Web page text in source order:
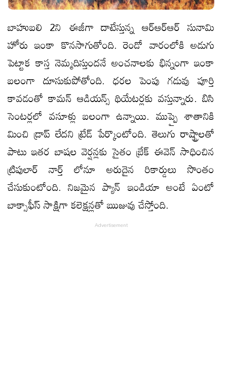
బాహుబలి 2ని ఈజీగా దాటేస్తున్న ఆర్ఆర్ఆర్ సునామి
హోరు ఇంకా కొనసాగుతోంది. రెండో వారంలోకి అడుగు
పెట్టాక కాస్త నెమ్మదిస్తుందనే అంచనాలకు భిన్నంగా ఇంకా
బలంగా దూసుకుపోతోంది. ధరల పెంపు గడువు పూర్తి
కావడంతో కామన్ ఆడియన్స్ థియేటర్లకు వస్తున్నారు. బిసి
సెంటర్లలో వసూళ్లు బలంగా ఉన్నాయి. ముప్పై శాతానికి
మించి డ్రాప్ లేదని ట్రేడ్ పేర్కొంటోంది. తెలుగు రాష్ట్రాలతో
పాటు ఇతర బాషల వెర్షన్లకు సైతం బ్రేక్ ఈవెన్ సాధించిన
ట్రిపులార్ నార్త్ లోనూ అరుదైన రికార్డులు సొంతం
చేసుకుంటోంది. నిజమైన ప్యాన్ ఇండియా అంటే ఏంటో
బాక్సాఫీస్ సాక్షిగా కలెక్షన్లతో ఋజువు చేస్తోంది.